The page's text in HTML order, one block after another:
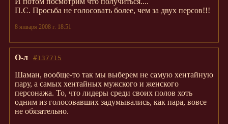
П.С. Просьба не голосовать более, чем за двух персов!!!
8 января 2008 г. 18:51
#137715
О-л
Шаман, вообще-то так мы выберем не самую хентайную
пару, а самых хентайных мужского и женского
персонажа. То, что лидеры среди своих полов хоть
одним из голосовавших задумывались, как пара, вовсе
не обязательно.